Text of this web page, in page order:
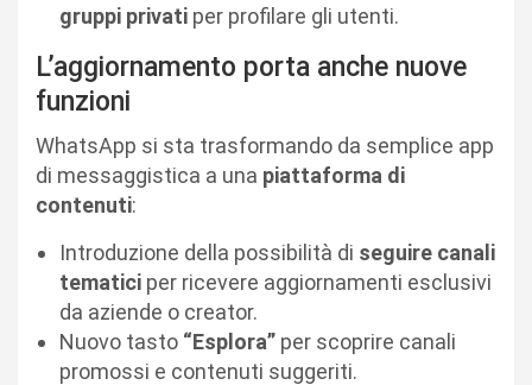
gruppi privati per profilare gli utenti.
L’aggiornamento porta anche nuove
funzioni
WhatsApp si sta trasformando da semplice app
di messaggistica a una piattaforma di
contenuti:
Introduzione della possibilità di seguire canali
tematici per ricevere aggiornamenti esclusivi
da aziende o creator.
Nuovo tasto “Esplora” per scoprire canali
promossi e contenuti suggeriti.